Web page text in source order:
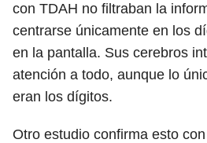
con TDAH no filtraban la
centrarse únicamente en los
en la pantalla. Sus cerebros
atención a todo, aunque lo
eran los dígitos.
Otro estudio confirma esto